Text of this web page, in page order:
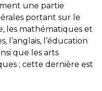
une partie
portant sur le
les mathématiques et
l’anglais, l’éducation
que les arts
; cette dernière est